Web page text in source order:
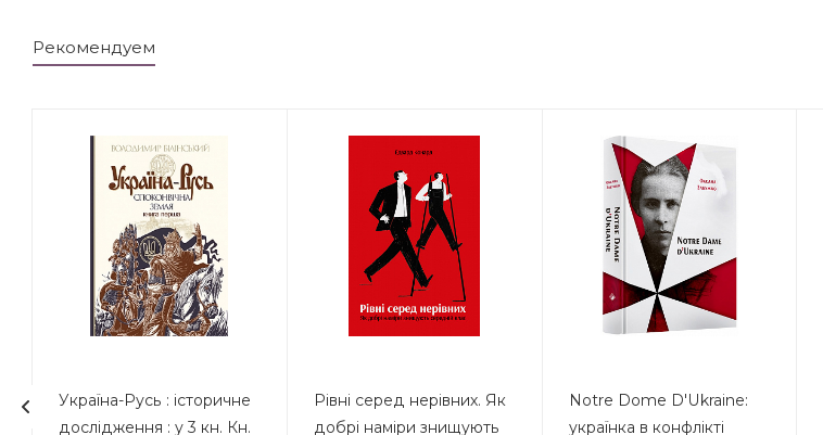
Рекомендуем
Україна-Русь : історичне
дослідження : у 3 кн. Кн.
Рівні серед нерівних. Як
добрі наміри знищують
Notre Dome D'Ukraine:
українка в конфлікті